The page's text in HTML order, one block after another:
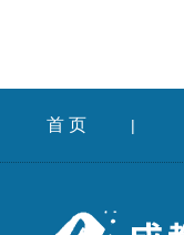
首 页 |